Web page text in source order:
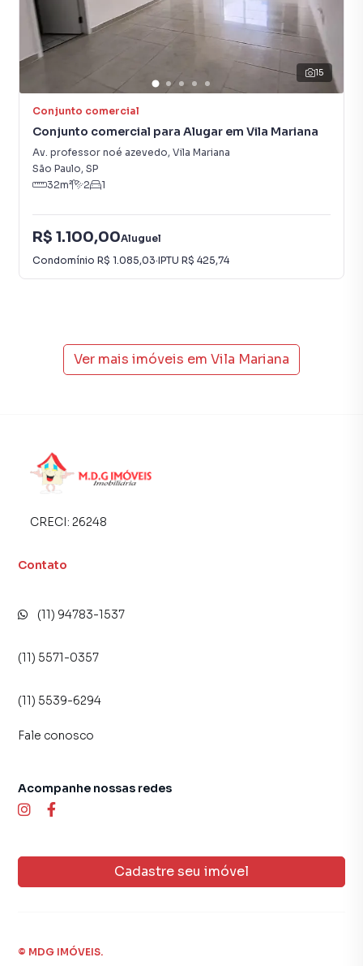
15
Conjunto comercial
Conjunto comercial para Alugar em Vila Mariana
Av. professor noé azevedo, Vila Mariana
São Paulo, SP
32m² 2 1
R$ 1.100,00Aluguel
Condomínio R$ 1.085,03·IPTU R$ 425,74
Ver mais imóveis em Vila Mariana
CRECI: 26248
Contato
(11) 94783-1537
(11) 5571-0357
(11) 5539-6294
Fale conosco
Cadastre seu imóvel
Acompanhe nossas redes
© MDG IMÓVEIS.